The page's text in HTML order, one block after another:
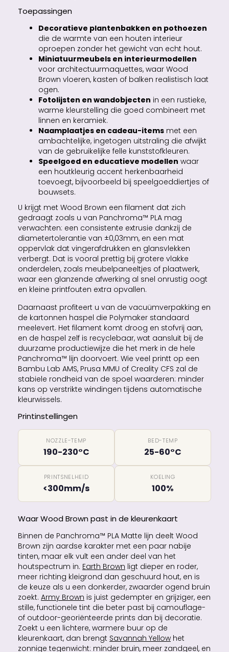
Toepassingen
Decoratieve plantenbakken en pothoezen
die de warmte van een houten interieur
oproepen zonder het gewicht van echt hout.
Miniatuurmeubels en interieurmodellen
voor architectuurmaquettes, waar Wood
Brown vloeren, kasten of balken realistisch laat
ogen.
Fotolijsten en wandobjecten in een rustieke,
warme kleurstelling die goed combineert met
linnen en keramiek.
Naamplaatjes en cadeau-items met een
ambachtelijke, ingetogen uitstraling die afwijkt
van de gebruikelijke felle kunststofkleuren.
Speelgoed en educatieve modellen waar
een houtkleurig accent herkenbaarheid
toevoegt, bijvoorbeeld bij speelgoeddiertjes of
bouwsets.
U krijgt met Wood Brown een filament dat zich
gedraagt zoals u van Panchroma™ PLA mag
verwachten: een consistente extrusie dankzij de
diameter­tolerantie van ±0,03mm, en een mat
oppervlak dat vingerafdrukken en glansvlekken
verbergt. Dat is vooral prettig bij grotere vlakke
onderdelen, zoals meubelpaneeltjes of plaatwerk,
waar een glanzende afwerking al snel onrustig oogt
en kleine printfouten extra opvallen.
Daarnaast profiteert u van de vacuümverpakking en
de kartonnen haspel die Polymaker standaard
meelevert. Het filament komt droog en stofvrij aan,
en de haspel zelf is recyclebaar, wat aansluit bij de
duurzame productiewijze die het merk in de hele
Panchroma™ lijn doorvoert. Wie veel printt op een
Bambu Lab AMS, Prusa MMU of Creality CFS zal de
stabiele rondheid van de spoel waarderen: minder
kans op verstrikte windingen tijdens automatische
kleurwissels.
Printinstellingen
NOZZLE-TEMP
190-230°C
BED-TEMP
25-60°C
PRINTSNELHEID
<300mm/s
KOELING
100%
Waar Wood Brown past in de kleurenkaart
Binnen de Panchroma™ PLA Matte lijn deelt Wood
Brown zijn aardse karakter met een paar nabije
tinten, maar elk vult een ander deel van het
houtspectrum in. Earth Brown ligt dieper en roder,
meer richting kleigrond dan geschuurd hout, en is
de keuze als u een donkerder, zwaarder ogend bruin
zoekt. Army Brown is juist gedempter en grijziger, een
stille, functionele tint die beter past bij camouflage-
of outdoor-georiënteerde prints dan bij decoratie.
Zoekt u een lichtere, warmere buur op de
kleurenkaart, dan brengt Savannah Yellow het
zonnige tegenwicht: minder bruin, meer zandgeel, en